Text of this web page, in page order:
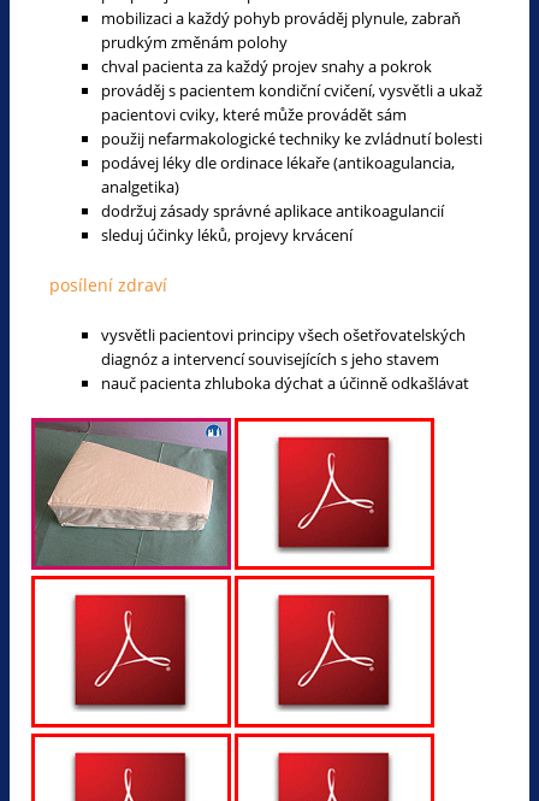
mobilizaci a každý pohyb prováděj plynule, zabraň
prudkým změnám polohy
chval pacienta za každý projev snahy a pokrok
prováděj s pacientem kondiční cvičení, vysvětli a ukaž
pacientovi cviky, které může provádět sám
použij nefarmakologické techniky ke zvládnutí bolesti
podávej léky dle ordinace lékaře (antikoagulancia,
analgetika)
dodržuj zásady správné aplikace antikoagulancií
sleduj účinky léků, projevy krvácení
posílení zdraví
vysvětli pacientovi principy všech ošetřovatelských
diagnóz a intervencí souvisejících s jeho stavem
nauč pacienta zhluboka dýchat a účinně odkašlávat